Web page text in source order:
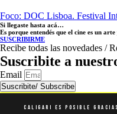
Foco: DOC Lisboa. Festival
Si llegaste hasta acá…
Es porque entendés que el cine es un
SUSCRIBIRME
Recibe todas las novedades /
Suscribite a
Email
Suscribite/ Subscribe
Caligari es posible